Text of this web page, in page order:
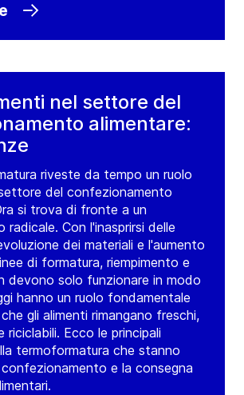
nel settore del
alimentare:
riveste da tempo un ruolo
del confezionamento
si trova di fronte a un
radicale. Con l'inasprirsi delle
dei materiali e l'aumento
di formatura, riempimento e
devono solo funzionare in modo
hanno un ruolo fondamentale
gli alimenti rimangano freschi,
riciclabili. Ecco le principali
termoformatura che stanno
e la consegna